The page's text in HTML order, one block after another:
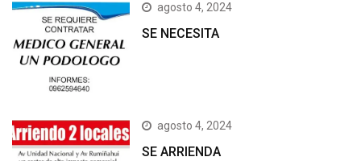
agosto 4, 2024
SE NECESITA
agosto 4, 2024
SE ARRIENDA